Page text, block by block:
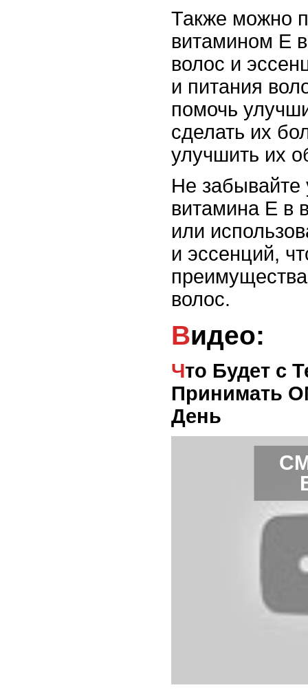
Также можно
витамином Е
волос и
и питания
помочь
сделать их
улучшить их
Не забывайте
витамина Е в
или
и эссенций,
волос.
Видео:
Что Будет с Телом, Если
Принимать
День